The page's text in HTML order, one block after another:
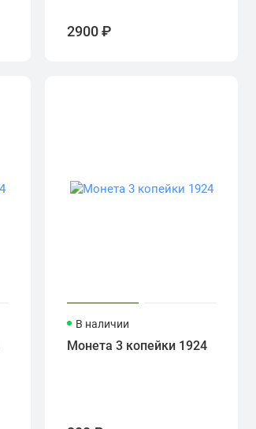
2900 ₽
В наличии
Монета 3 копейки 1924